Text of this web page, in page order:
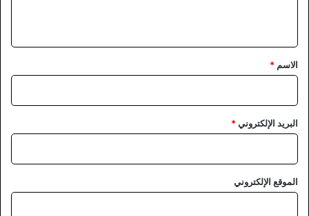
*
الاسم *
البريد الإلكتروني*
الموقع الإلكتروني